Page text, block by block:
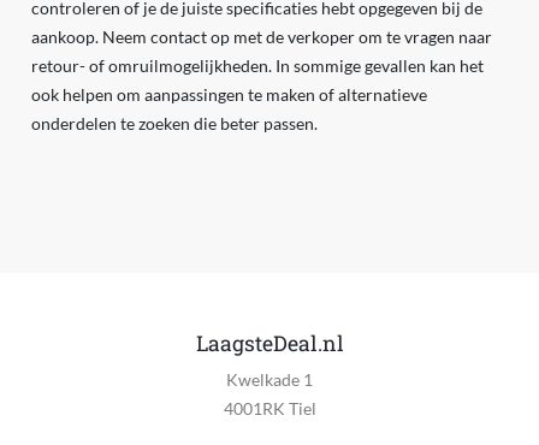
controleren of je de juiste specificaties hebt opgegeven bij de
aankoop. Neem contact op met de verkoper om te vragen naar
retour- of omruilmogelijkheden. In sommige gevallen kan het
ook helpen om aanpassingen te maken of alternatieve
onderdelen te zoeken die beter passen.
LaagsteDeal.nl
Kwelkade 1
4001RK Tiel